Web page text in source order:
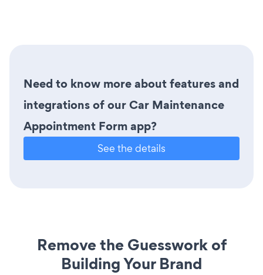
Need to know more about features and
integrations of our Car Maintenance
Appointment Form app?
See the details
Remove the Guesswork of
Building Your Brand